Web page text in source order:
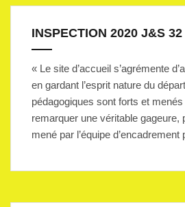
INSPECTION 2020 J&S 32
« Le site d’accueil s’agrémente
en gardant l’esprit nature du
pédagogiques sont forts et
remarquer une véritable gageure,
mené par l’équipe d’encadrement